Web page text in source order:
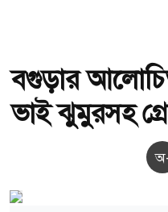
বগুড়ার
ভাই ঝুমুরসহ